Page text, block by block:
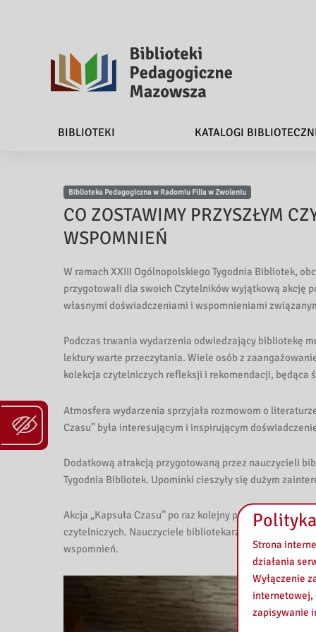
b
i
t
e
i
P
e
a
g
o
g
c
BIBLIOTEKI KATALOGI
Biblioteka Pedagogiczna w Radomiu Filia w Zwoleniu
CO ZOSTAWIMY PRZYSZŁYM
WSPOMNIEŃ
W ramach XXIII Ogólnopolskiego Tygodnia Bibliotek,
przygotowali dla swoich Czytelników wyjątkową akcję
własnymi doświadczeniami i wspomnieniami
Podczas trwania wydarzenia odwiedzający bibliotekę
lektury warte przeczytania. Wiele osób z
kolekcja czytelniczych refleksji i rekomendacji,
Atmosfera wydarzenia sprzyjała rozmowom o
Czasu” była interesującym i inspirującym
Dodatkową atrakcją przygotowaną przez nauczycieli
Tygodnia Bibliotek. Upominki cieszyły się dużym
Akcja „Kapsuła Czasu” po raz kolejny pokazała, że
czytelniczych. Nauczyciele bibliotekarze dziękują
wspomnień.
Strona
działania
Wyłączenie
internetowej,
zapisywanie